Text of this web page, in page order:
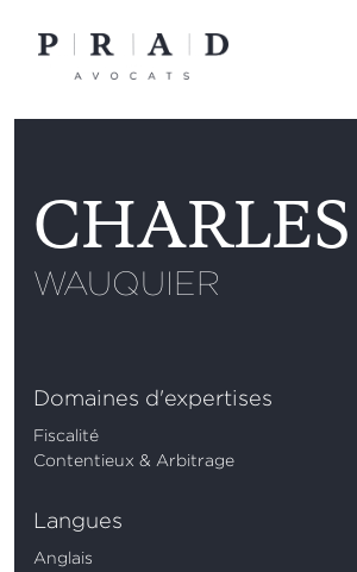
content
CHARLES
WAUQUIER
Domaines d'expertises
Fiscalité
Contentieux & Arbitrage
Langues
Anglais